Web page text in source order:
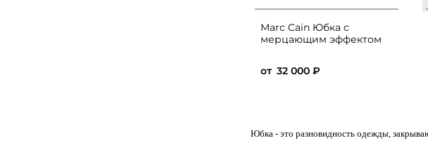
Marc Cain Юбка с
мерцающим эффектом
от 32 000 ₽
Юбка - это разновидность одежды,